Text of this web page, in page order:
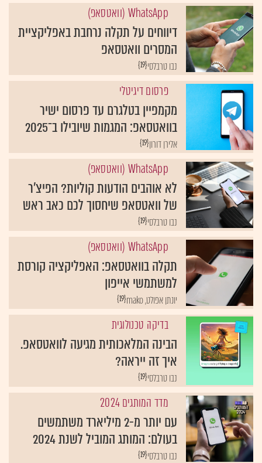
WhatsApp (וואטסאפ)
דיווחים על תקלה נרחבת באפליקציית
המסרים וואטסאפ
{19}נבו טרבלסי
פרסום דיגיטלי
מקמפיין בטלגרם עד פרסום ישיר
בוואטסאפ: המגמות שיובילו ב־2025
{19}אלירן דורון
WhatsApp (וואטסאפ)
לא אוהבים הודעות קוליות? הפיצ'ר
של וואטסאפ שיחסוך לכם כאב ראש
{19}נבו טרבלסי
WhatsApp (וואטסאפ)
תקלה בוואטסאפ: האפליקציה קורסת
למשתמשי אייפון
{19} יונתן אפולט, mako
בדיקה טכנולוגית
הבינה המלאכותית מגיעה לוואטסאפ.
איך זה ייראה?
{19}נבו טרבלסי
מדד המותגים 2024
עם יותר מ-2 מיליארד משתמשים
בעולם: המותג המוביל לשנת 2024
{19}נבו טרבלסי